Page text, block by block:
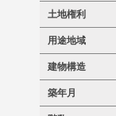
土地権利
用途地域
建物構造
築年月